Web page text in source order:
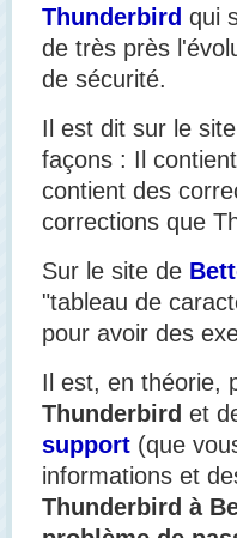
Thunderbird qui
de très près
de sécurité.
Il est dit sur le
façons : Il
contient des
corrections que
Sur le site de
"tableau de
pour avoir des
Il est, en théorie,
Thunderbird et
support (que
informations et
Thunderbird à